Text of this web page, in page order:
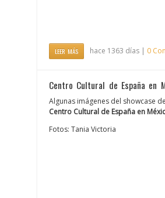
LEER MÁS hace 1363 días | 0
Centro Cultural de España en
Algunas imágenes del showcase
Centro Cultural de España en
Fotos: Tania Victoria